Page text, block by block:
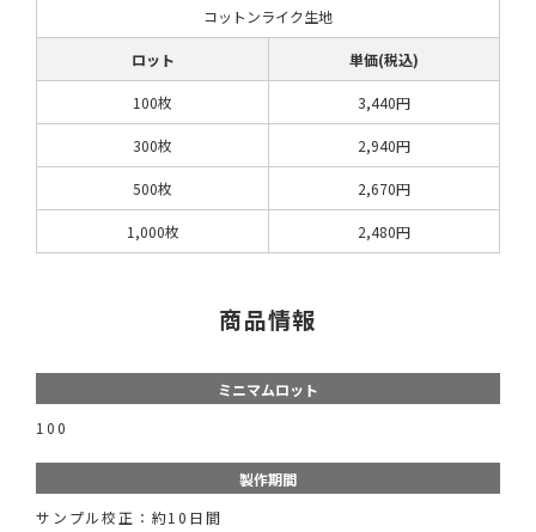
コットンライク生地
ロット 単価(税込)
100枚 3,440円
300枚 2,940円
500枚 2,670円
1,000枚 2,480円
商品情報
ミニマムロット
100
製作期間
サンプル校正：約10日間